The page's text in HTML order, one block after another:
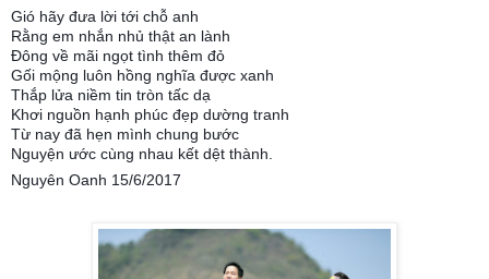
Gió hãy đưa lời tới chỗ anh
Rằng em nhắn nhủ thật an lành
Đông về mãi ngọt tình thêm đỏ
Gối mộng luôn hồng nghĩa được xanh
Thắp lửa niềm tin tròn tấc dạ
Khơi nguồn hạnh phúc đẹp dường tranh
Từ nay đã hẹn mình chung bước
Nguyện ước cùng nhau kết dệt thành.
Nguyên Oanh 15/6/2017